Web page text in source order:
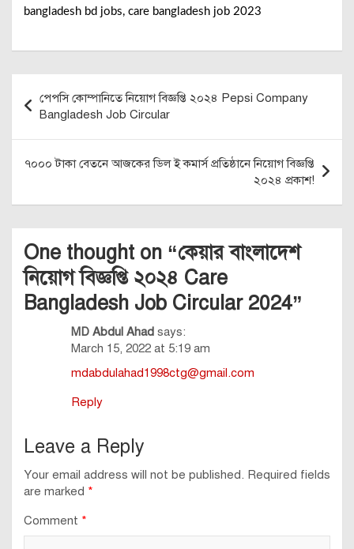
bangladesh bd jobs, care bangladesh job 2023
navigation
পেপসি কোম্পানিতে নিয়োগ বিজ্ঞপ্তি ২০২৪ Pepsi Company
Bangladesh Job Circular
৭০০০ টাকা বেতনে আজকের ডিল ই কমার্স প্রতিষ্ঠানে নিয়োগ বিজ্ঞপ্তি
২০২৪ প্রকাশ!
One thought on “কেয়ার বাংলাদেশ
নিয়োগ বিজ্ঞপ্তি ২০২৪ Care
Bangladesh Job Circular 2024”
MD Abdul Ahad says:
March 15, 2022 at 5:19 am
mdabdulahad1998ctg@gmail.com
Reply
Leave a Reply
Your email address will not be published. Required fields
are marked *
Comment *